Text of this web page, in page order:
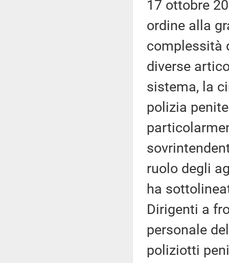
17 ottobre
ordine alla
complessità
diverse
sistema, la
polizia
ruolo degli
ha
Dirigenti a
personale
poliziotti